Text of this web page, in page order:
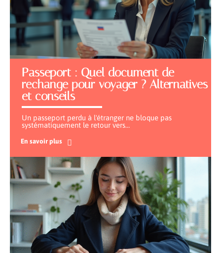
Passeport : Quel document de
rechange pour voyager ? Alternatives
et conseils
Un passeport perdu à l'étranger ne bloque pas
systématiquement le retour vers…
En savoir plus